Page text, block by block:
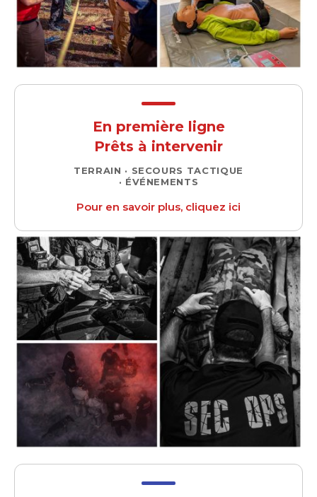
En première ligne
Prêts à intervenir
TERRAIN · SECOURS TACTIQUE
· ÉVÉNEMENTS
Pour en savoir plus, cliquez ici